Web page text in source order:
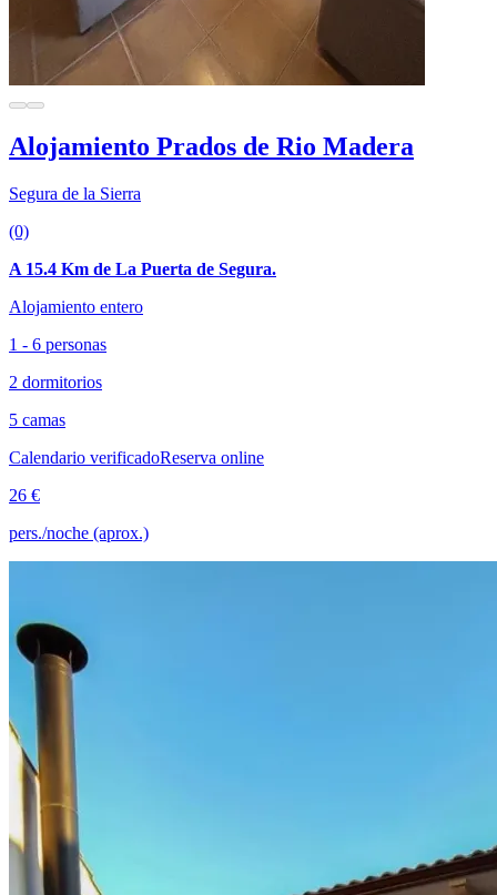
Alojamiento Prados de Rio Madera
Segura de la Sierra
(0)
A 15.4 Km de La Puerta de Segura.
Alojamiento entero
1 - 6 personas
2 dormitorios
5 camas
Calendario verificadoReserva online
26 €
pers./noche (aprox.)